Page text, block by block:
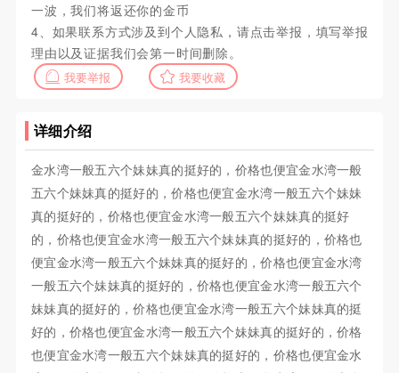
一波，我们将返还你的金币
4、如果联系方式涉及到个人隐私，请点击举报，填写举报
理由以及证据我们会第一时间删除。
我要举报 我要收藏
详细介绍
金水湾一般五六个妹妹真的挺好的，价格也便宜金水湾一般
五六个妹妹真的挺好的，价格也便宜金水湾一般五六个妹妹
真的挺好的，价格也便宜金水湾一般五六个妹妹真的挺好
的，价格也便宜金水湾一般五六个妹妹真的挺好的，价格也
便宜金水湾一般五六个妹妹真的挺好的，价格也便宜金水湾
一般五六个妹妹真的挺好的，价格也便宜金水湾一般五六个
妹妹真的挺好的，价格也便宜金水湾一般五六个妹妹真的挺
好的，价格也便宜金水湾一般五六个妹妹真的挺好的，价格
也便宜金水湾一般五六个妹妹真的挺好的，价格也便宜金水